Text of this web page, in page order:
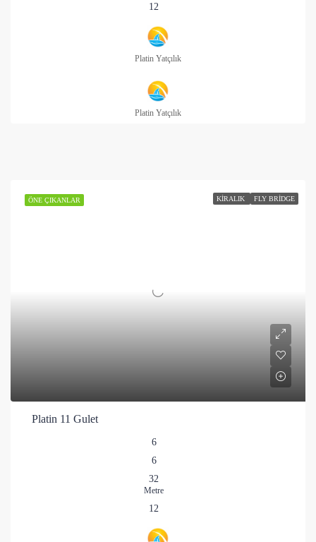
12
Platin Yatçılık
Platin Yatçılık
ÖNE ÇIKANLAR KIRALIK FLY BRIDGE
Platin 11 Gulet
6
6
32
Metre
12